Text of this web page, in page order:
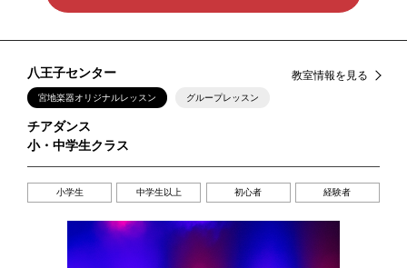
八王子センター 教室情報を見る
宮地楽器オリジナルレッスン グループレッスン
チアダンス
小・中学生クラス
小学生 中学生以上 初心者 経験者